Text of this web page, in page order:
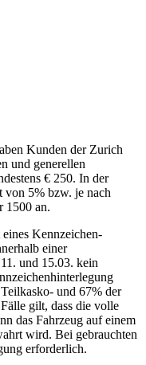
Kunden der Zurich
und generellen
€ 250. In der
von 5% bzw. je nach
1500 an.
Kennzeichen-
einer
und 15.03. kein
und 67% der
gilt, dass die volle
das Fahrzeug auf einem
wird. Bei gebrauchten
erforderlich.